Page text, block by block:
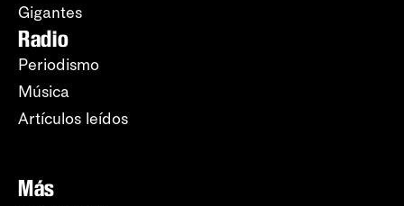
Gigantes
Radio
Periodismo
Música
Artículos leídos
Más